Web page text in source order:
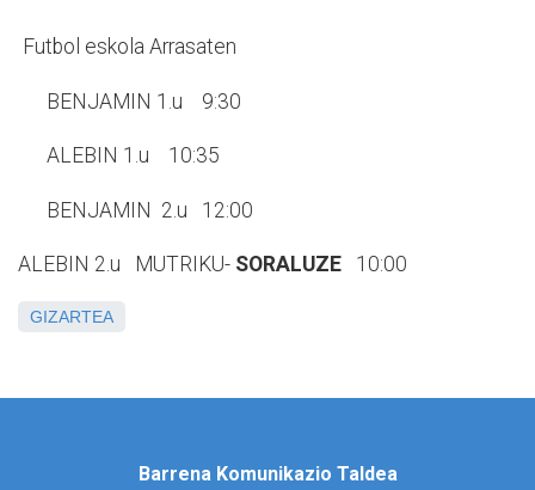
Futbol eskola Arrasaten
BENJAMIN 1.u 9:30
ALEBIN 1.u 10:35
BENJAMIN 2.u 12:00
ALEBIN 2.u MUTRIKU- SORALUZE 10:00
GIZARTEA
Barrena Komunikazio Taldea